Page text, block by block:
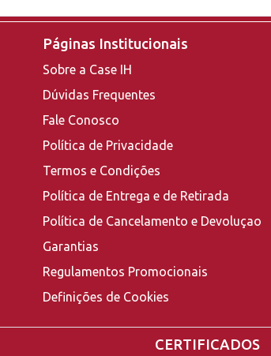
Páginas Institucionais
Sobre a Case IH
Dúvidas Frequentes
Fale Conosco
Política de Privacidade
Termos e Condições
Política de Entrega e de Retirada
Política de Cancelamento e Devoluçao
Garantias
Regulamentos Promocionais
Definições de Cookies
CERTIFICADOS